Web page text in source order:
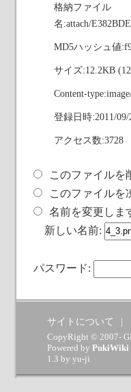
格納ファイル
名:attach/
MD5ハッシュ値
サイズ:12.2KB
Content-
登録日時:2011/09/
アクセス数:3728
このファイルを
このファイルを
名前を変更しま
新しい名前:
パスワード:
サイトについて
CopyRight © 2007-
Powered by PukiWiki
1.3 by yu-ji